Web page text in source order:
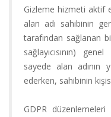
Hosting
Limitsiz
Hosting
Kurumsal
Gizleme hizmeti aktif
alan adı sahibinin
tarafından sağlanan
sağlayıcısının)
sayede alan adının
ederken, sahibinin
GDPR